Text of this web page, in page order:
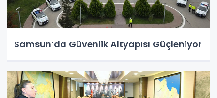
Samsun’da Güvenlik Altyapısı Güçleniyor